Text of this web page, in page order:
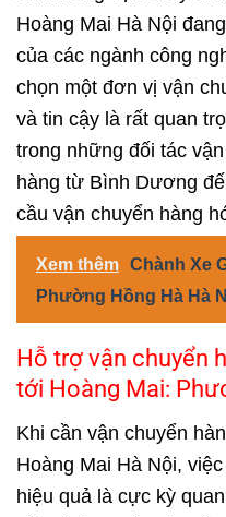
Hoàng Mai Hà Nội
của các ngành công
chọn một đơn vị vận
và tin cậy là rất quan
trong những đối tác
hàng từ Bình Dương
cầu vận chuyển hàng
Xem thêm Chành Xe
Phường Hồng Hà Hà
Hỗ trợ vận chuyển
tới Hoàng Mai:
Khi cần vận chuyển
Hoàng Mai Hà Nội,
hiệu quả là cực kỳ